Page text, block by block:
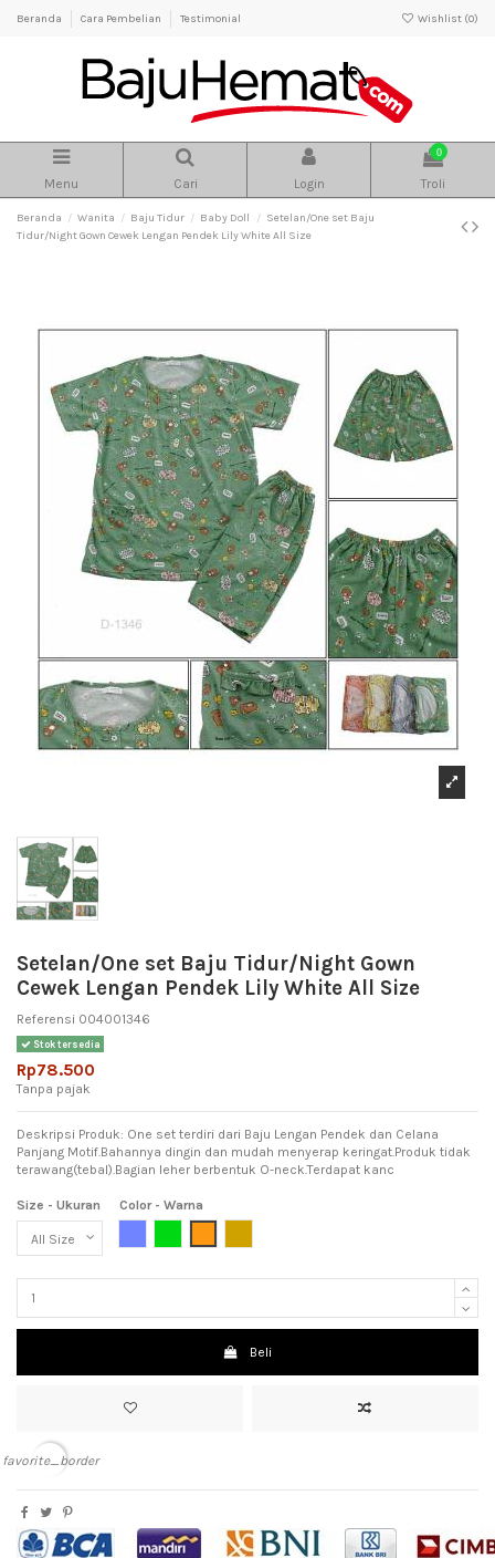
Beranda Cara Pembelian Testimonial Wishlist (0)
Menu Cari Login
0
Troli
Beranda Wanita Baju Tidur Baby Doll
Setelan/One set Baju
Tidur/Night Gown Cewek Lengan Pendek Lily White All Size
Setelan/One set Baju Tidur/Night Gown
Cewek Lengan Pendek Lily White All Size
Referensi 004001346
Stok tersedia
Rp78.500
Tanpa pajak
Deskripsi Produk: One set terdiri dari Baju Lengan Pendek dan Celana
Panjang Motif.Bahannya dingin dan mudah menyerap keringat.Produk tidak
terawang(tebal).Bagian leher berbentuk O-neck.Terdapat kanc
Size - Ukuran
Color - Warna
Beli
favorite_border